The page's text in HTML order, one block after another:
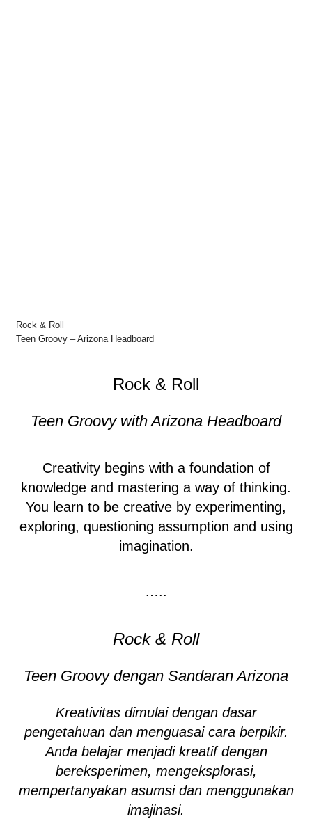
Rock & Roll
Teen Groovy – Arizona Headboard
Rock & Roll
Teen Groovy with Arizona Headboard
Creativity begins with a foundation of
knowledge and mastering a way of thinking.
You learn to be creative by experimenting,
exploring, questioning assumption and using
imagination.
…..
Rock & Roll
Teen Groovydengan Sandaran Arizona
Kreativitas dimulai dengan dasar
pengetahuan dan menguasai cara berpikir.
Anda belajar menjadi kreatif dengan
bereksperimen, mengeksplorasi,
mempertanyakan asumsi dan menggunakan
imajinasi.